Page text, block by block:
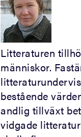
Litteraturen
människor.
bestående
andlig tillväxt
vidgade